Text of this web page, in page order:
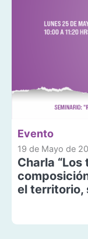
Evento
19 de Mayo de
Charla
el territorio,